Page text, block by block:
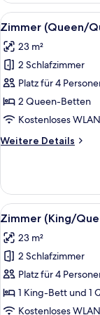
Shower)
Alle
Fotos
für
Zimmer
(Queen/Queen,
w/Shoer
Suite)
1
Zimmer (Queen/
23 m²
2 Schlafzimmer
Platz für 4
2 Queen-Betten
Kostenloses WLAN
Weitere Details
Weitere
(Queen/Queen,
w/Shoer
Suite)
Alle
Fotos
für
Zimmer
(King/Queen,
Shower
Suite)
2
Zimmer (King/
23 m²
2 Schlafzimmer
Platz für 4
1 King-Bett und 1
Kostenloses WLAN